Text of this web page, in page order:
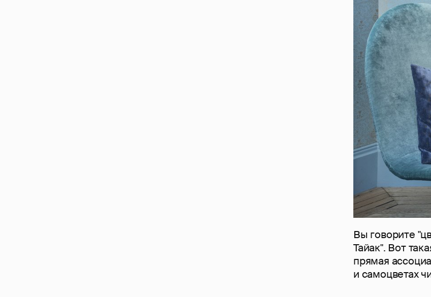
Вы говорите
Тайак". Вот
прямая
и самоцветах